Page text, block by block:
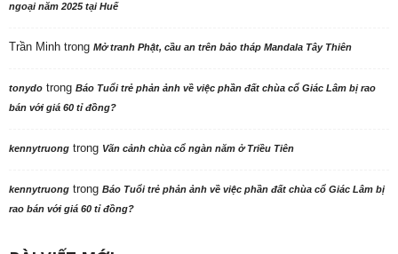
ngoại năm 2025 tại Huế
Trần Minh trong Mở tranh Phật, cầu an trên bảo tháp Mandala Tây Thiên
tonydo trong Báo Tuổi trẻ phản ảnh về việc phần đất chùa cổ Giác Lâm bị rao
bán với giá 60 tỉ đồng?
kennytruong trong Vãn cảnh chùa cổ ngàn năm ở Triều Tiên
kennytruong trong Báo Tuổi trẻ phản ảnh về việc phần đất chùa cổ Giác Lâm bị
rao bán với giá 60 tỉ đồng?